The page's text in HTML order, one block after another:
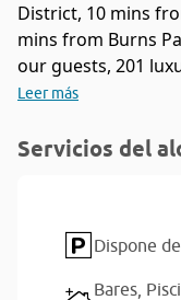
District, 10 mins
mins from Burns
our guests, 201
Leer más
Servicios del
Dispone
Bares,